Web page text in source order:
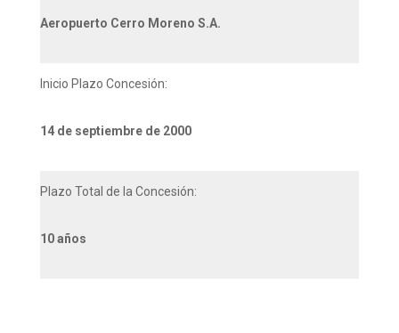
Aeropuerto Cerro Moreno S.A.
Inicio Plazo Concesión:
14 de septiembre de 2000
Plazo Total de la Concesión:
10 años